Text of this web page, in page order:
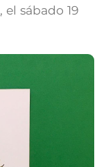
, elsábado 19